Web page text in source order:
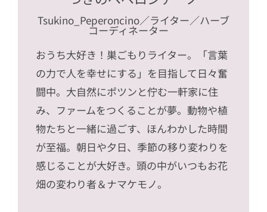
Tsukino_Peperoncino／ライター／ハーブ
コーディネーター
おうち大好き！巣ごもりライター。「言葉
の力で人を幸せにする」を目指して日々奮
闘中。大自然にポツンと佇む一軒家に住
み、ファームをつくることが夢。動物や植
物たちと一緒に過ごす、ほんわかした時間
が至福。朝日や夕日、季節の移り変わりを
感じることが大好き。頭の中がいつもお花
畑の変わり者＆ナマケモノ。